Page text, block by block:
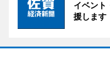
イベント
援します